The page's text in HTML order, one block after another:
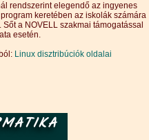
rendszerint elegendő az ingyenes
keretében az iskolák számára
a NOVELL szakmai támogatással
esetén.
Linux disztribúciók oldalai